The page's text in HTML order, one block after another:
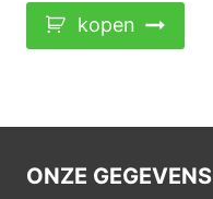
kopen
ONZE GEGEVENS